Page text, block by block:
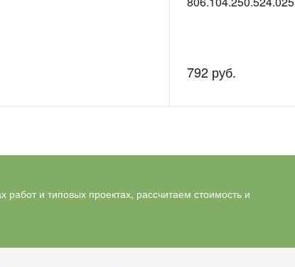
792 руб.
и типовых проектах, рассчитаем стоимость и